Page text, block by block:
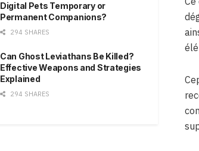
Digital Pets Temporary or
Permanent Companions?
294 SHARES
Can Ghost Leviathans Be Killed?
Effective Weapons and Strategies
Explained
294 SHARES